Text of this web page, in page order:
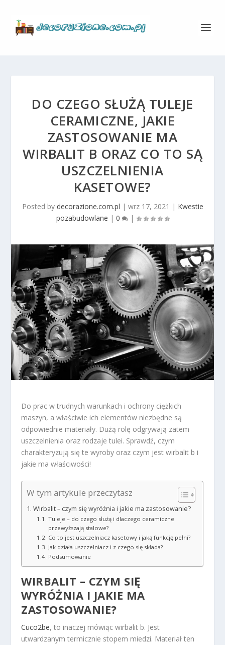
DO CZEGO SŁUŻĄ TULEJE
CERAMICZNE, JAKIE
ZASTOSOWANIE MA
WIRBALIT B ORAZ CO TO SĄ
USZCZELNIENIA
KASETOWE?
Posted by decorazione.com.pl | wrz 17, 2021 | Kwestie
pozabudowlane | 0 |
Do prac w trudnych warunkach i ochrony ciężkich
maszyn, a właściwie ich elementów niezbędne są
odpowiednie materiały. Dużą rolę odgrywają zatem
uszczelnienia oraz rodzaje tulei. Sprawdź, czym
charakteryzują się te wyroby oraz czym jest wirbalit b i
jakie ma właściwości!
W tym artykule przeczytasz
Wirbalit – czym się wyróżnia i jakie ma zastosowanie?
Tuleje – do czego służą i dlaczego ceramiczne
przewyższają stalowe?
Co to jest uszczelniacz kasetowy i jaką funkcję pełni?
Jak działa uszczelniacz i z czego się składa?
Podsumowanie
WIRBALIT – CZYM SIĘ
WYRÓŻNIA I JAKIE MA
ZASTOSOWANIE?
Cuco2be, to inaczej mówiąc wirbalit b. Jest
utwardzanym termicznie stopem miedzi. Materiał ten